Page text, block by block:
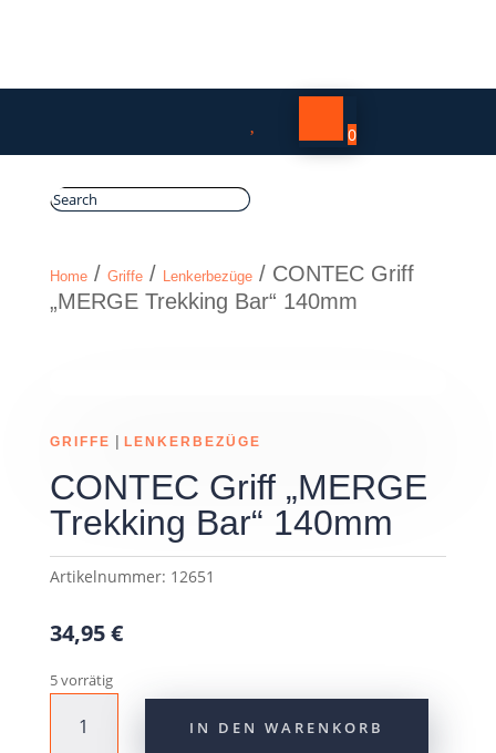
0
Home/ Griffe/ Lenkerbezüge/ CONTEC Griff
„MERGE Trekking Bar“ 140mm
GRIFFE | LENKERBEZÜGE
CONTEC Griff „MERGE
Trekking Bar“ 140mm
Artikelnummer: 12651
34,95€
5 vorrätig
IN DEN WARENKORB